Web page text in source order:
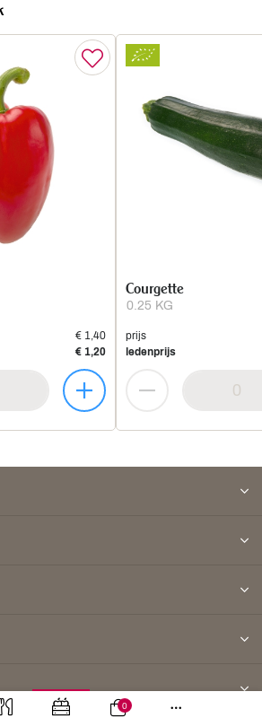
€ 1,40
€ 1,20
0.25 KG
Courgette
prijs
ledenprijs
0